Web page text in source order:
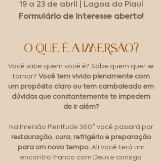
19 a 23 de abril | Lagoa do Piauí
Formulário de interesse aberto!
O QUE É A IMERSÃO?
Você sabe quem você é? Sabe quem quer se
tornar? Você tem vivido plenamente com
um propósito claro ou tem cambaleado em
dúvidas que constantemente te impedem
de ir além?
Na Imersão Plenitude 360° você passará por
restauração, cura, refrigério e preparação
para um novo tempo.Ali você terá um
encontro franco com Deus e consigo